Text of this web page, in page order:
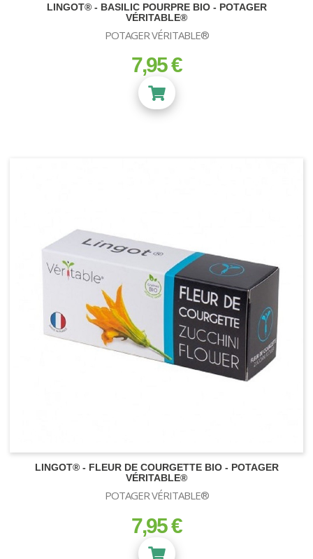
NEON-T5
Kit Turbo Neon
LINGOT® - BASILIC POURPRE BIO - POTAGER
VÉRITABLE®
POTAGER VÉRITABLE®
prix
7,95 €
LINGOT® - FLEUR DE COURGETTE BIO - POTAGER
VÉRITABLE®
POTAGER VÉRITABLE®
prix
7,95 €